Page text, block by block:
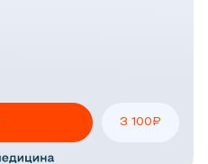
3 100₽